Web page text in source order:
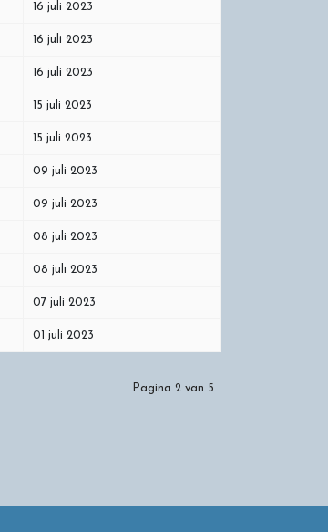
16 juli 2023
16 juli 2023
16 juli 2023
15 juli 2023
15 juli 2023
09 juli 2023
09 juli 2023
08 juli 2023
08 juli 2023
07 juli 2023
01 juli 2023
Pagina 2 van 5